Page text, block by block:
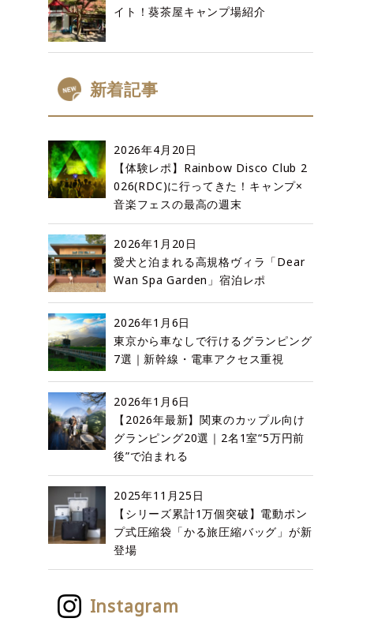
イト！葵茶屋キャンプ場紹介
新着記事
2026年4月20日
【体験レポ】Rainbow Disco Club 2
026(RDC)に行ってきた！キャンプ×
音楽フェスの最高の週末
2026年1月20日
愛犬と泊まれる高規格ヴィラ「Dear
Wan Spa Garden」宿泊レポ
2026年1月6日
東京から車なしで行けるグランピング
7選｜新幹線・電車アクセス重視
2026年1月6日
【2026年最新】関東のカップル向け
グランピング20選｜2名1室“5万円前
後”で泊まれる
2025年11月25日
【シリーズ累計1万個突破】電動ポン
プ式圧縮袋「かる旅圧縮バッグ」が新
登場
Instagram